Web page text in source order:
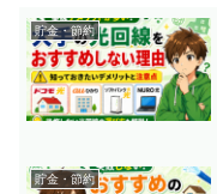
貯金・節約
貯金・節約